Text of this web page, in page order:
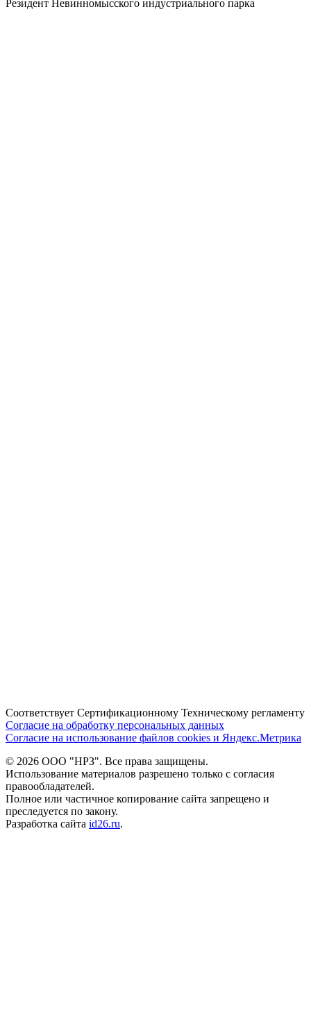
Резидент Невинномысского индустриального парка
Соответствует Сертификационному Техническому регламенту
Согласие на обработку персональных данных
Согласие на использование файлов cookies и Яндекс.Метрика
© 2026 ООО "НРЗ". Все права защищены.
Использование материалов разрешено только с согласия
правообладателей.
Полное или частичное копирование сайта запрещено и
преследуется по закону.
Разработка сайта id26.ru.